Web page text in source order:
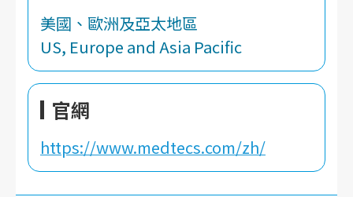
美國、歐洲及亞太地區
US, Europe and Asia Pacific
官網
https://www.medtecs.com/zh/